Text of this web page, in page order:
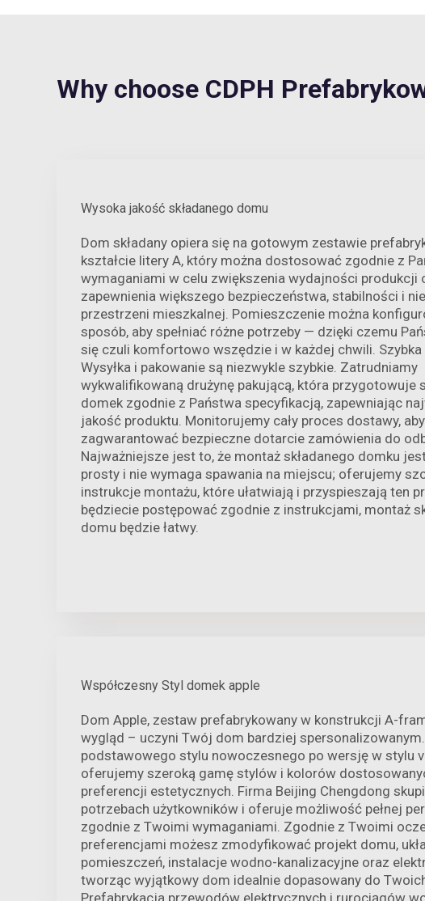
Why choose CDPH
Wysoka jakość składanego domu
Dom składany opiera się na gotowym zestawie
kształcie litery A, który można dostosować zgodnie z
wymaganiami w celu zwiększenia wydajności produkcji
zapewnienia większego bezpieczeństwa, stabilności i
przestrzeni mieszkalnej. Pomieszczenie można
sposób, aby spełniać różne potrzeby — dzięki czemu
się czuli komfortowo wszędzie i w każdej chwili.
Wysyłka i pakowanie są niezwykle szybkie. Zatrudniamy
wykwalifikowaną drużynę pakującą, która przygotowuje
domek zgodnie z Państwa specyfikacją, zapewniając
jakość produktu. Monitorujemy cały proces dostawy, aby
zagwarantować bezpieczne dotarcie zamówienia do
Najważniejsze jest to, że montaż składanego domku
prosty i nie wymaga spawania na miejscu; oferujemy
instrukcje montażu, które ułatwiają i przyspieszają ten
będziecie postępować zgodnie z instrukcjami, montaż
domu będzie łatwy.
Współczesny Styl domek apple
Dom Apple, zestaw prefabrykowany w konstrukcji A-
wygląd – uczyni Twój dom bardziej
podstawowego stylu nowoczesnego po wersję w stylu
oferujemy szeroką gamę stylów i kolorów
preferencji estetycznych. Firma Beijing Chengdong
potrzebach użytkowników i oferuje możliwość pełnej
zgodnie z Twoimi wymaganiami. Zgodnie z Twoimi
preferencjami możesz zmodyfikować projekt domu,
pomieszczeń, instalacje wodno-kanalizacyjne oraz
tworząc wyjątkowy dom idealnie dopasowany do
Prefabrykacja przewodów elektrycznych i rurociągów